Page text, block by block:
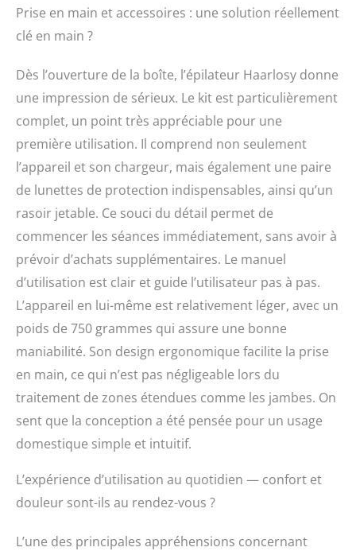
Prise en main et accessoires : une solution réellement
clé en main ?
Dès l’ouverture de la boîte, l’épilateur Haarlosy donne
une impression de sérieux. Le kit est particulièrement
complet, un point très appréciable pour une
première utilisation. Il comprend non seulement
l’appareil et son chargeur, mais également une paire
de lunettes de protection indispensables, ainsi qu’un
rasoir jetable. Ce souci du détail permet de
commencer les séances immédiatement, sans avoir à
prévoir d’achats supplémentaires. Le manuel
d’utilisation est clair et guide l’utilisateur pas à pas.
L’appareil en lui-même est relativement léger, avec un
poids de 750 grammes qui assure une bonne
maniabilité. Son design ergonomique facilite la prise
en main, ce qui n’est pas négligeable lors du
traitement de zones étendues comme les jambes. On
sent que la conception a été pensée pour un usage
domestique simple et intuitif.
L’expérience d’utilisation au quotidien — confort et
douleur sont-ils au rendez-vous ?
L’une des principales appréhensions concernant